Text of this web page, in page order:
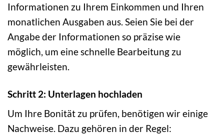
Informationen zu Ihrem Einkommen und Ihren
monatlichen Ausgaben aus. Seien Sie bei der
Angabe der Informationen so präzise wie
möglich, um eine schnelle Bearbeitung zu
gewährleisten.
Schritt 2: Unterlagen hochladen
Um Ihre Bonität zu prüfen, benötigen wir einige
Nachweise. Dazu gehören in der Regel: